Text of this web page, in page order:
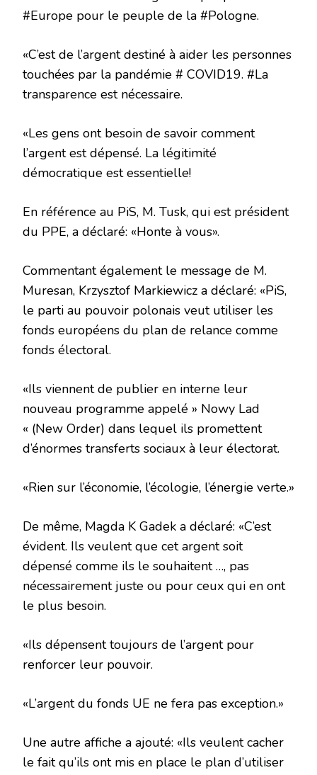
#Europe pour le peuple de la #Pologne.
«C’est de l’argent destiné à aider les personnes
touchées par la pandémie # COVID19. #La
transparence est nécessaire.
«Les gens ont besoin de savoir comment
l’argent est dépensé. La légitimité
démocratique est essentielle!
En référence au PiS, M. Tusk, qui est président
du PPE, a déclaré: «Honte à vous».
Commentant également le message de M.
Muresan, Krzysztof Markiewicz a déclaré: «PiS,
le parti au pouvoir polonais veut utiliser les
fonds européens du plan de relance comme
fonds électoral.
«Ils viennent de publier en interne leur
nouveau programme appelé » Nowy Lad
« (New Order) dans lequel ils promettent
d’énormes transferts sociaux à leur électorat.
«Rien sur l’économie, l’écologie, l’énergie verte.»
De même, Magda K Gadek a déclaré: «C’est
évident. Ils veulent que cet argent soit
dépensé comme ils le souhaitent …, pas
nécessairement juste ou pour ceux qui en ont
le plus besoin.
«Ils dépensent toujours de l’argent pour
renforcer leur pouvoir.
«L’argent du fonds UE ne fera pas exception.»
Une autre affiche a ajouté: «Ils veulent cacher
le fait qu’ils ont mis en place le plan d’utiliser